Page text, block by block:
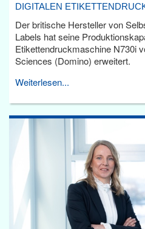
DIGITALEN
Der britische Hersteller von
Labels hat seine
Etikettendruckmaschine N730i
Sciences (Domino) erweitert.
Weiterlesen...